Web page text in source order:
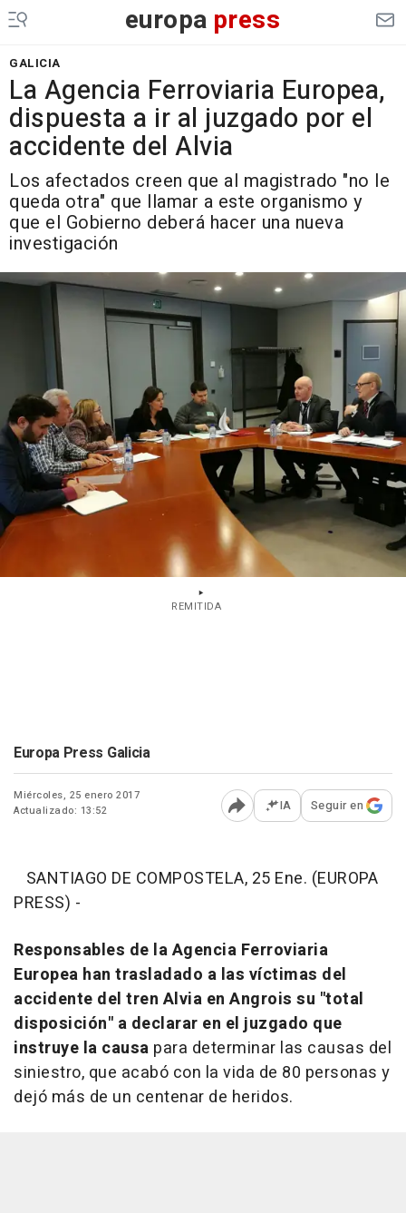
europa press
GALICIA
La Agencia Ferroviaria Europea,
dispuesta a ir al juzgado por el
accidente del Alvia
Los afectados creen que al magistrado "no le
queda otra" que llamar a este organismo y
que el Gobierno deberá hacer una nueva
investigación
REMITIDA
Europa Press Galicia
Miércoles, 25 enero 2017
Actualizado: 13:52
Abrir opciones para
IA Seguir en
SANTIAGO DE COMPOSTELA, 25 Ene. (EUROPA
PRESS) -
Responsables de la Agencia Ferroviaria
Europea han trasladado a las víctimas del
accidente del tren Alvia en Angrois su "total
disposición" a declarar en el juzgado que
instruye la causa para determinar las causas del
siniestro, que acabó con la vida de 80 personas y
dejó más de un centenar de heridos.